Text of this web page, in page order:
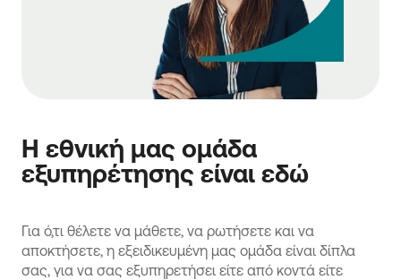
Η εθνική μας ομάδα
εξυπηρέτησης είναι εδώ
Για ό,τι θέλετε να μάθετε, να ρωτήσετε και να
αποκτήσετε, η εξειδικευμένη μας ομάδα είναι δίπλα
σας, για να σας εξυπηρετήσει είτε από κοντά είτε